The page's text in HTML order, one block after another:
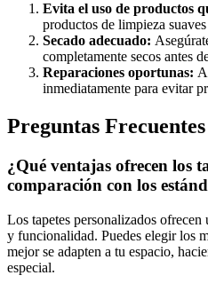
Evita el uso de productos
productos de limpieza
Secado adecuado:
completamente secos antes
Reparaciones oportunas:
inmediatamente para evitar
Preguntas Frecuentes
¿Qué ventajas ofrecen los
comparación con los
Los tapetes personalizados
y funcionalidad. Puedes elegir los
mejor se adapten a tu espacio,
especial.